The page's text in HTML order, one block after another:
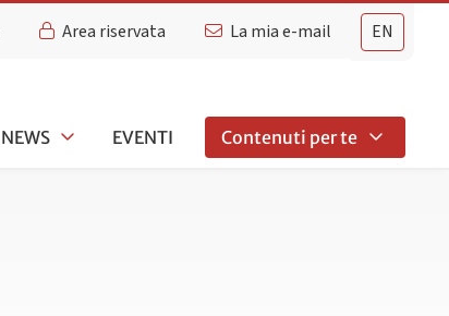
EN
Area riservata La mia e-mail
NEWS EVENTI Contenuti per te